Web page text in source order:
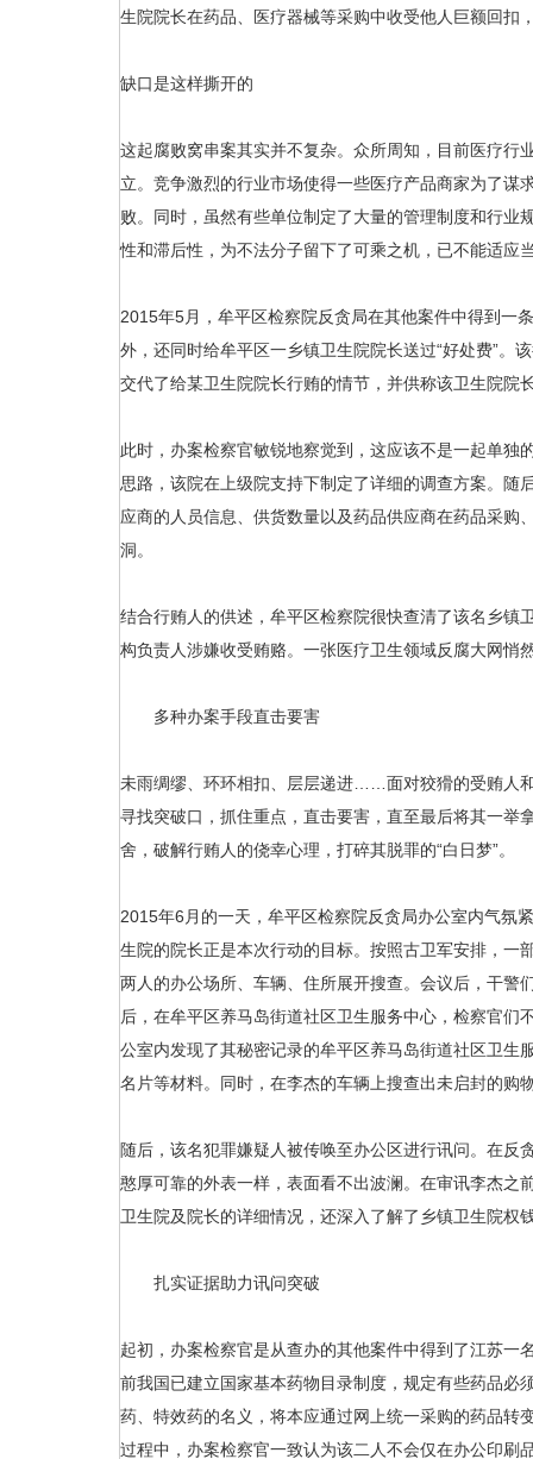
生院院长在药品、医疗器械等采购中收受他人巨额回扣
缺口是这样撕开的
这起腐败窝串案其实并不复杂。众所周知，目前医疗行
立。竞争激烈的行业市场使得一些医疗产品商家为了
败。同时，虽然有些单位制定了大量的管理制度和行
性和滞后性，为不法分子留下了可乘之机，已不能适应
2015年5月，牟平区检察院反贪局在其他案件中得到一
外，还同时给牟平区一乡镇卫生院院长送过“好处费”。
交代了给某卫生院院长行贿的情节，并供称该卫生院院
此时，办案检察官敏锐地察觉到，这应该不是一起单
思路，该院在上级院支持下制定了详细的调查方案。
应商的人员信息、供货数量以及药品供应商在药品采
洞。
结合行贿人的供述，牟平区检察院很快查清了该名乡镇
构负责人涉嫌收受贿赂。一张医疗卫生领域反腐大网悄
多种办案手段直击要害
未雨绸缪、环环相扣、层层递进……面对狡猾的受贿人
寻找突破口，抓住重点，直击要害，直至最后将其一举
舍，破解行贿人的侥幸心理，打碎其脱罪的“白日梦”。
2015年6月的一天，牟平区检察院反贪局办公室内气氛
生院的院长正是本次行动的目标。按照古卫军安排，一
两人的办公场所、车辆、住所展开搜查。会议后，干警
后，在牟平区养马岛街道社区卫生服务中心，检察官
公室内发现了其秘密记录的牟平区养马岛街道社区卫生
名片等材料。同时，在李杰的车辆上搜查出未启封的购
随后，该名犯罪嫌疑人被传唤至办公区进行讯问。在
憨厚可靠的外表一样，表面看不出波澜。在审讯李杰之
卫生院及院长的详细情况，还深入了解了乡镇卫生院权
扎实证据助力讯问突破
起初，办案检察官是从查办的其他案件中得到了江苏
前我国已建立国家基本药物目录制度，规定有些药品必
药、特效药的名义，将本应通过网上统一采购的药品转
过程中，办案检察官一致认为该二人不会仅在办公印刷